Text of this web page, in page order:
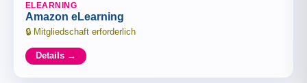
ELEARNING
Amazon eLearning
Mitgliedschaft erforderlich
Details →